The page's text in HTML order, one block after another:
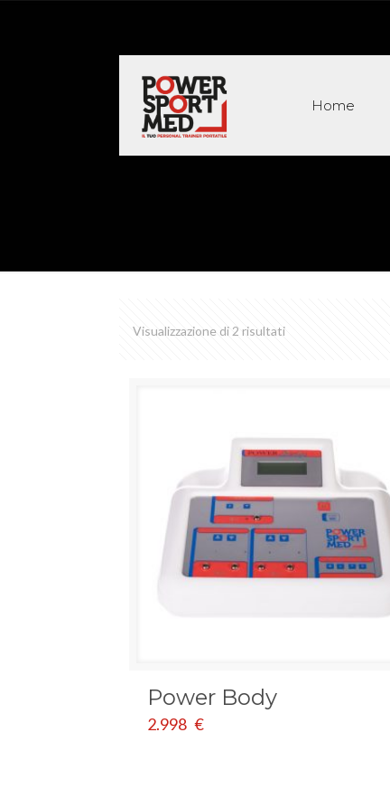
Home
Visualizzazione di 2 risultati
Power Body
2.998 €